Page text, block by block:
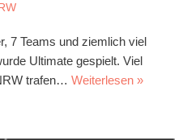
7 Teams und ziemlich viel
Ultimate gespielt. Viel
trafen… Weiterlesen »